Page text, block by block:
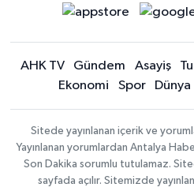
AHK TV Gündem Asayiş
Ekonomi
Spor Dünya
Sitede yayınlanan içerik ve
Yayınlanan yorumlardan Antalya
Son Dakika sorumlu tutulamaz.
sayfada açılır. Sitemizde